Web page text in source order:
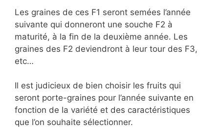
Les graines de ces F1 seront semées l’année
suivante qui donneront une souche F2 à
maturité, à la fin de la deuxième année. Les
graines des F2 deviendront à leur tour des F3,
etc…
Il est judicieux de bien choisir les fruits qui
seront porte-graines pour l’année suivante en
fonction de la variété et des caractéristiques
que l’on souhaite sélectionner.